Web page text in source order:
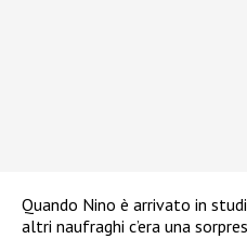
Quando Nino è arrivato in
altri naufraghi c’era una